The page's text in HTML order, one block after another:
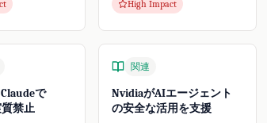
せぬセキュリ
なり、AIコミュニティで大き
High Impact
で
禁止
関連
NvidiaがAIエージェント
の安全な活用を支援